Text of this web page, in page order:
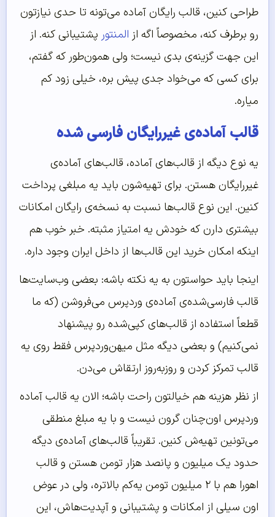
طراحی کنین، قالب رایگان آماده می‌تونه تا حدی نیازتون
رو برطرف کنه، مخصوصاً اگه از المنتور پشتیبانی کنه. از
این جهت گزینه‌ی بدی نیست؛ ولی همون‌طور که گفتم،
برای کسی که می‌خواد جدی پیش بره، خیلی زود کم
میاره.
قالب آماده‌ی غیررایگان فارسی شده
یه نوع دیگه از قالب‌های آماده، قالب‌های آماده‌ی
غیررایگان هستن. برای تهیه‌شون باید یه مبلغی پرداخت
کنین. این نوع قالب‌ها نسبت به نسخه‌ی رایگان امکانات
بیشتری دارن که خودش یه امتیاز مثبته. خبر خوب هم
اینکه امکان خرید این قالب‌ها از داخل ایران وجود داره.
اینجا باید حواستون به یه نکته باشه: بعضی وب‌سایت‌ها
قالب فارسی‌شده‌ی آماده‌ی وردپرس می‌فروشن (که ما
قطعاً استفاده از قالب‌های کپی‌شده رو پیشنهاد
نمی‌کنیم) و بعضی دیگه مثل میهن‌وردپرس فقط روی یه
قالب تمرکز کردن و روزبه‌روز ارتقاش می‌دن.
از نظر هزینه هم خیالتون راحت باشه؛ الان یه قالب آماده
وردپرس اون‌چنان گرون نیست و با یه مبلغ منطقی
می‌تونین تهیه‌ش کنین. تقریباً قالب‌های آماده‌ی دیگه
حدود یک میلیون و پانصد هزار تومن هستن و قالب
اهورا هم با ۲ میلیون تومن یه‌کم بالاتره، ولی در عوض
اون سیلی از امکانات و پشتیبانی و آپدیت‌هاش، این